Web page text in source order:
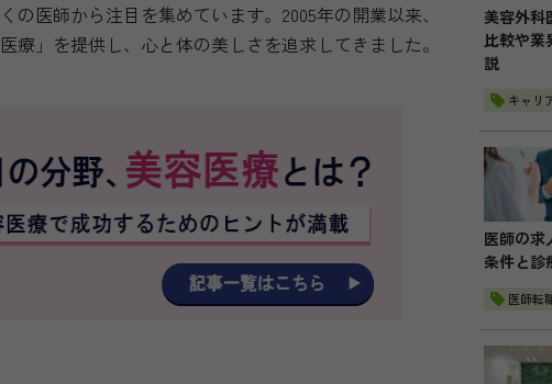
医師から注目を集めています。2005年の開業以来、
療」を提供し、心と体の美しさを追求してきました。
美容外科
比較や業
説
キャリ
医師の求
条件と診
医師転